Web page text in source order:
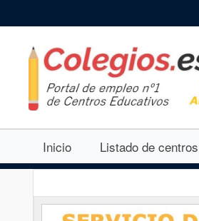
Inicio Listado de centros